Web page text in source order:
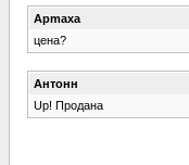
Apmaxa
цена?
Антонн
Up! Продана